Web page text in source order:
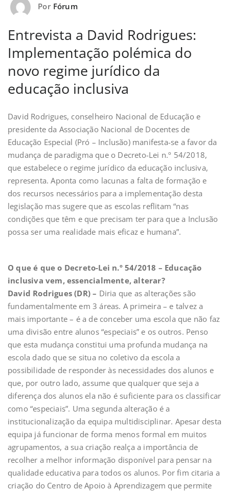
Por Fórum
Entrevista a David Rodrigues:
Implementação polémica do
novo regime jurídico da
educação inclusiva
David Rodrigues, conselheiro Nacional de Educação e
presidente da Associação Nacional de Docentes de
Educação Especial (Pró – Inclusão) manifesta-se a favor da
mudança de paradigma que o Decreto-Lei n.º 54/2018,
que estabelece o regime jurídico da educação inclusiva,
representa. Aponta como lacunas a falta de formação e
dos recursos necessários para a implementação desta
legislação mas sugere que as escolas reflitam “nas
condições que têm e que precisam ter para que a Inclusão
possa ser uma realidade mais eficaz e humana”.
O que é que o Decreto-Lei n.º 54/2018 – Educação
inclusiva vem, essencialmente, alterar?
David Rodrigues (DR) – Diria que as alterações são
fundamentalmente em 3 áreas. A primeira – e talvez a
mais importante – é a de conceber uma escola que não faz
uma divisão entre alunos “especiais” e os outros. Penso
que esta mudança constitui uma profunda mudança na
escola dado que se situa no coletivo da escola a
possibilidade de responder às necessidades dos alunos e
que, por outro lado, assume que qualquer que seja a
diferença dos alunos ela não é suficiente para os classificar
como “especiais”. Uma segunda alteração é a
institucionalização da equipa multidisciplinar. Apesar desta
equipa já funcionar de forma menos formal em muitos
agrupamentos, a sua criação realça a importância de
recolher a melhor informação disponível para pensar na
qualidade educativa para todos os alunos. Por fim citaria a
criação do Centro de Apoio à Aprendizagem que permite